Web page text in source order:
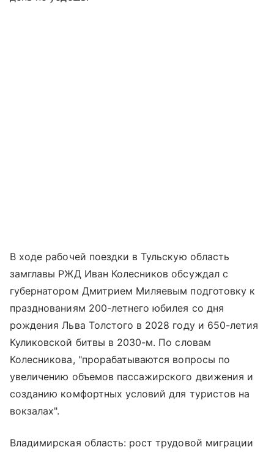
В ходе рабочей поездки в Тульскую область
замглавы РЖД Иван Колесников обсуждал с
губернатором Дмитрием Миляевым подготовку к
празднованиям 200-летнего юбилея со дня
рождения Льва Толстого в 2028 году и 650-летия
Куликовской битвы в 2030-м. По словам
Колесникова, "прорабатываются вопросы по
увеличению объемов пассажирского движения и
созданию комфортных условий для туристов на
вокзалах".
Владимирская область: рост трудовой миграции